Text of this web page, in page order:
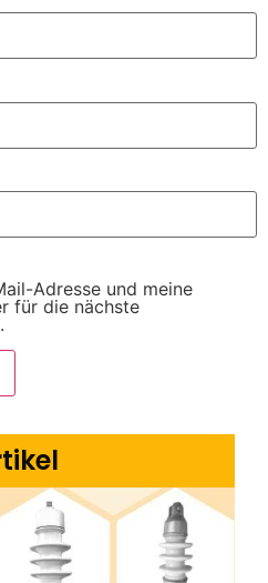
Adresse und meine
für die nächste